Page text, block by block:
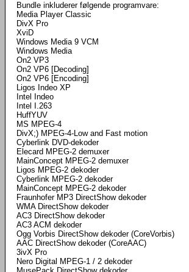
Bundle inkluderer følgende programvare:
Media Player Classic
DivX Pro
XviD
Windows Media 9 VCM
Windows Media
On2 VP3
On2 VP6 [Decoding]
On2 VP6 [Encoding]
Ligos Indeo XP
Intel Indeo
Intel I.263
HuffYUV
MS MPEG-4
DivX;) MPEG-4-Low and Fast motion
Cyberlink DVD-dekoder
Elecard MPEG-2 demuxer
MainConcept MPEG-2 demuxer
Ligos MPEG-2 dekoder
Cyberlink MPEG-2 dekoder
MainConcept MPEG-2 dekoder
Fraunhofer MP3 DirectShow dekoder
WMA DirectShow dekoder
AC3 DirectShow dekoder
AC3 ACM dekoder
Ogg Vorbis DirectShow dekoder (CoreVorbis)
AAC DirectShow dekoder (CoreAAC)
3ivX Pro
Nero Digital MPEG-1 / 2 dekoder